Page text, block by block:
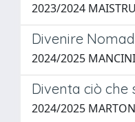
2023/2024
Divenire
2024/2025
Diventa ciò che
2024/2025